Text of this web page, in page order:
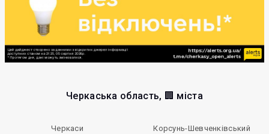
Черкаська область, 🏢 міста
Черкаси
Корсунь-Шевченківський